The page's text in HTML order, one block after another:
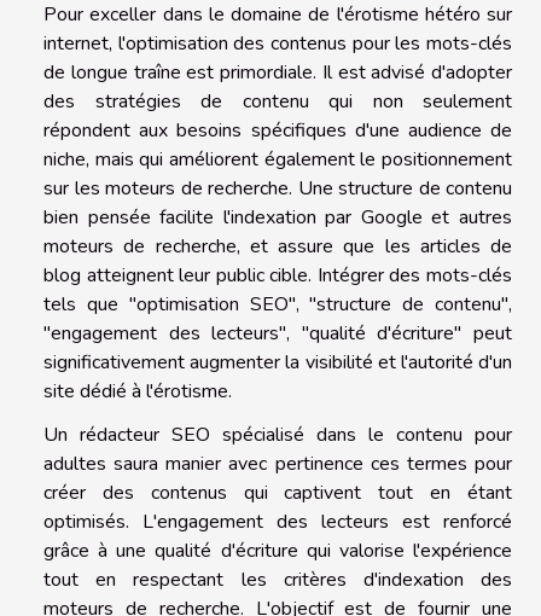
Pour exceller dans le domaine de l'érotisme hétéro sur
internet, l'optimisation des contenus pour les mots-clés
de longue traîne est primordiale. Il est advisé d'adopter
des stratégies de contenu qui non seulement
répondent aux besoins spécifiques d'une audience de
niche, mais qui améliorent également le positionnement
sur les moteurs de recherche. Une structure de contenu
bien pensée facilite l'indexation par Google et autres
moteurs de recherche, et assure que les articles de
blog atteignent leur public cible. Intégrer des mots-clés
tels que "optimisation SEO", "structure de contenu",
"engagement des lecteurs", "qualité d'écriture" peut
significativement augmenter la visibilité et l'autorité d'un
site dédié à l'érotisme.
Un rédacteur SEO spécialisé dans le contenu pour
adultes saura manier avec pertinence ces termes pour
créer des contenus qui captivent tout en étant
optimisés. L'engagement des lecteurs est renforcé
grâce à une qualité d'écriture qui valorise l'expérience
tout en respectant les critères d'indexation des
moteurs de recherche. L'objectif est de fournir une